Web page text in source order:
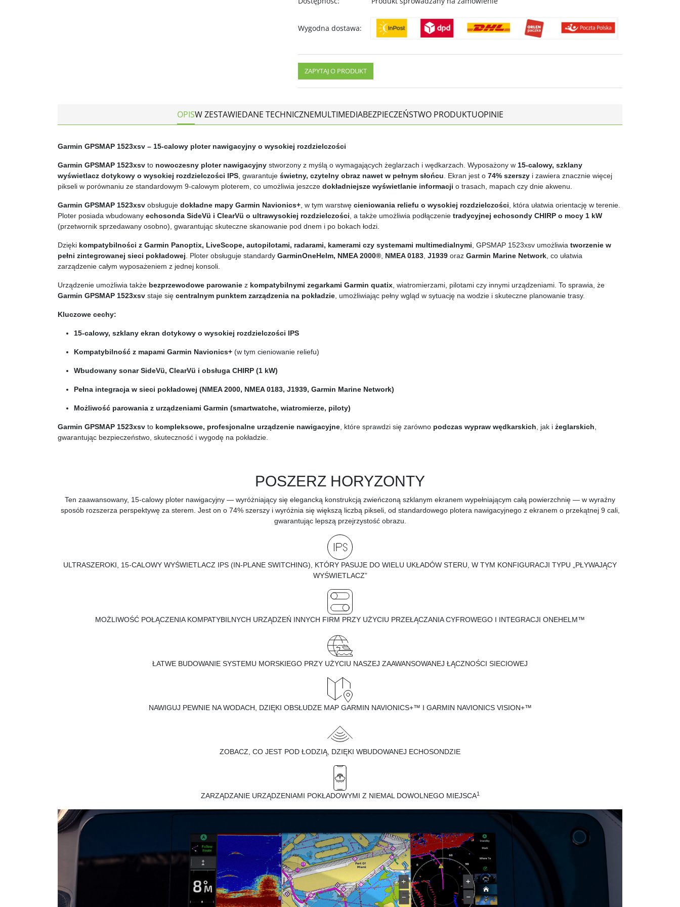
Wygodna dostawa:
ZAPYTAJ O PRODUKT
OPISW ZESTAWIEDANE TECHNICZNEMULTIMEDIABEZPIECZEŃSTWO PRODUKTUOPINIE
Garmin GPSMAP 1523xsv – 15-calowy ploter nawigacyjny o wysokiej rozdzielczości
Garmin GPSMAP 1523xsv to nowoczesny ploter nawigacyjny stworzony z myślą o wymagających żeglarzach i wędkarzach. Wyposażony w 15-calowy, szklany
wyświetlacz dotykowy o wysokiej rozdzielczości IPS , gwarantuje świetny, czytelny obraz nawet w pełnym słońcu . Ekran jest o 74% szerszy i zawiera znacznie więcej
pikseli w porównaniu ze standardowym 9-calowym ploterem, co umożliwia jeszcze dokładniejsze wyświetlanie informacji o trasach, mapach czy dnie akwenu.
Garmin GPSMAP 1523xsv obsługuje dokładne mapy Garmin Navionics+ , w tym warstwę cieniowania reliefu o wysokiej rozdzielczości , która ułatwia orientację w terenie.
Ploter posiada wbudowany echosonda SideVü i ClearVü o ultrawysokiej rozdzielczości , a także umożliwia podłączenie tradycyjnej echosondy CHIRP o mocy 1 kW
(przetwornik sprzedawany osobno), gwarantując skuteczne skanowanie pod dnem i po bokach łodzi.
Dzięki kompatybilności z Garmin Panoptix, LiveScope, autopilotami, radarami, kamerami czy systemami multimedialnymi , GPSMAP 1523xsv umożliwia tworzenie w
pełni zintegrowanej sieci pokładowej . Ploter obsługuje standardy GarminOneHelm, NMEA 2000® NMEA 0183 J1939 oraz Garmin Marine Network , co ułatwia
zarządzenie całym wyposażeniem z jednej konsoli.
Urządzenie umożliwia także bezprzewodowe parowanie z kompatybilnymi zegarkami Garmin quatix , wiatromierzami, pilotami czy innymi urządzeniami. To sprawia, że
Garmin GPSMAP 1523xsv staje się centralnym punktem zarządzenia na pokładzie , umożliwiając pełny wgląd w sytuację na wodzie i skuteczne planowanie trasy.
Kluczowe cechy:
15-calowy, szklany ekran dotykowy o wysokiej rozdzielczości IPS
Kompatybilność z mapami Garmin Navionics+ (w tym cieniowanie reliefu)
Wbudowany sonar SideVü, ClearVü i obsługa CHIRP (1 kW)
Pełna integracja w sieci pokładowej (NMEA 2000, NMEA 0183, J1939, Garmin Marine Network)
Możliwość parowania z urządzeniami Garmin (smartwatche, wiatromierze, piloty)
Garmin GPSMAP 1523xsv to kompleksowe, profesjonalne urządzenie nawigacyjne , które sprawdzi się zarówno podczas wypraw wędkarskich , jak i żeglarskich
gwarantując bezpieczeństwo, skuteczność i wygodę na pokładzie.
POSZERZ HORYZONTY
Ten zaawansowany, 15-calowy ploter nawigacyjny — wyróżniający się elegancką konstrukcją zwieńczoną szklanym ekranem wypełniającym całą powierzchnię — w wyraźny
sposób rozszerza perspektywę za sterem. Jest on o 74% szerszy i wyróżnia się większą liczbą pikseli, od standardowego plotera nawigacyjnego z ekranem o przekątnej 9 cali,
gwarantując lepszą przejrzystość obrazu.
ULTRASZEROKI, 15-CALOWY WYŚWIETLACZ IPS (IN-PLANE SWITCHING), KTÓRY PASUJE DO WIELU UKŁADÓW STERU, W TYM KONFIGURACJI TYPU „PŁYWAJĄCY
WYŚWIETLACZ”
MOŻLIWOŚĆ POŁĄCZENIA KOMPATYBILNYCH URZĄDZEŃ INNYCH FIRM PRZY UŻYCIU PRZEŁĄCZANIA CYFROWEGO I INTEGRACJI ONEHELM™
ŁATWE BUDOWANIE SYSTEMU MORSKIEGO PRZY UŻYCIU NASZEJ ZAAWANSOWANEJ ŁĄCZNOŚCI SIECIOWEJ
NAWIGUJ PEWNIE NA WODACH, DZIĘKI OBSŁUDZE MAP GARMIN NAVIONICS+™ I GARMIN NAVIONICS VISION+™
ZOBACZ, CO JEST POD ŁODZIĄ, DZIĘKI WBUDOWANEJ ECHOSONDZIE
ZARZĄDZANIE URZĄDZENIAMI POKŁADOWYMI Z NIEMAL DOWOLNEGO MIEJSCA1